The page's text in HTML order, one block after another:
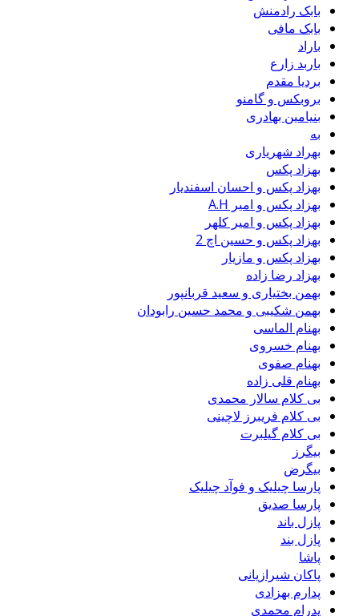
بابک رادمنش
بابک مافی
باراد
باربد زارع
بردیا مقدم
بروبکس و گامنو
بنیامین بهادری
به
بهراد شهریاری
بهزاد پکس
بهزاد پکس و احسان اسفندیار
بهزاد پکس و امیر A.H
بهزاد پکس و امیر کلهر
بهزاد پکس و حسین اچ 2
بهزاد پکس و مازیار
بهزاد رضا زاده
بهمن بختیاری و سعید قربانپور
بهمن شکیبی و محمد حسین رابودان
بهنام الماسی
بهنام خسروی
بهنام صفوی
بهنام قلی زاده
بی کلام سالار محمدی
بی کلام فریبرز لاچینی
بی کلام گیلبرت
بیگرز
بیگرض
پارسا چیلیک و فوآد چیلیک
پارسا صدیق
پازل باند
پازل بند
پاشا
پاکان شیرازیانی
پدارم بهزادی
پدرام محمدی